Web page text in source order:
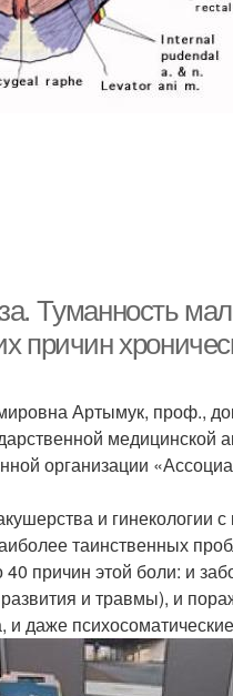
Tуманность
причин
Артымук, проф.,
медицинской
организации
и гинекологии
таинственных
40 причин этой боли: и
и травмы), и
даже